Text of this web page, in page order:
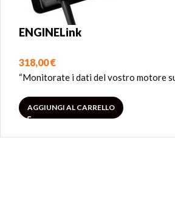
ENGINELink
318,00€
“Monitorate i dati del vostro motore
AGGIUNGI AL CARRELLO